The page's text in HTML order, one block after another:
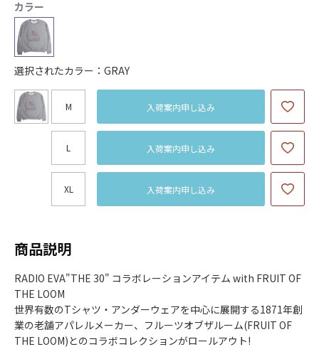
カラー
選択されたカラー：GRAY
M 入荷案内申し込み
L 入荷案内申し込み
XL 入荷案内申し込み
商品説明
RADIO EVA"THE 30" コラボレーションアイテム with FRUIT OF
THE LOOM
世界有数のTシャツ・アンダーウェアを中心に展開する1871年創
業の老舗アパレルメーカー、フルーツオブザルーム(FRUIT OF
THE LOOM)とのコラボコレクションがロールアウト!